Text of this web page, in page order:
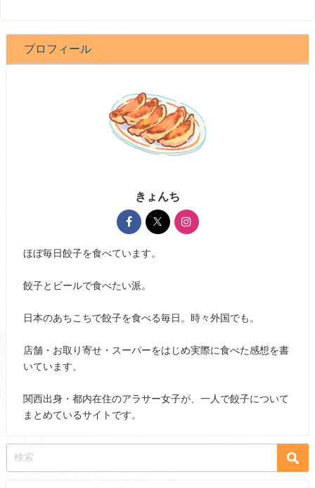
プロフィール
きょんち
ほぼ毎日餃子を食べています。
餃子とビールで食べたい派。
日本のあちこちで餃子を食べる毎日。時々外国でも。
店舗・お取り寄せ・スーパーをはじめ実際に食べた感想を書
いています。
関西出身・都内在住のアラサー女子が、一人で餃子について
まとめているサイトです。